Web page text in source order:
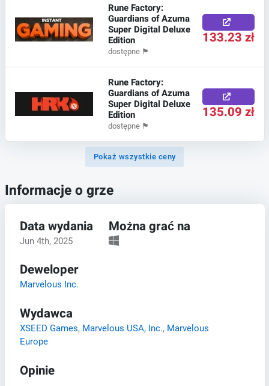
Rune Factory:
Guardians of Azuma
Super Digital Deluxe
Edition
dostępne 🏴
133.23 zł
Rune Factory:
Guardians of Azuma
Super Digital Deluxe
Edition
dostępne 🏴
135.09 zł
Pokaż wszystkie ceny
Informacje o grze
Data wydania
Jun 4th, 2025
Można grać na
Deweloper
Marvelous Inc.
Wydawca
XSEED Games, Marvelous USA, Inc., Marvelous
Europe
Opinie